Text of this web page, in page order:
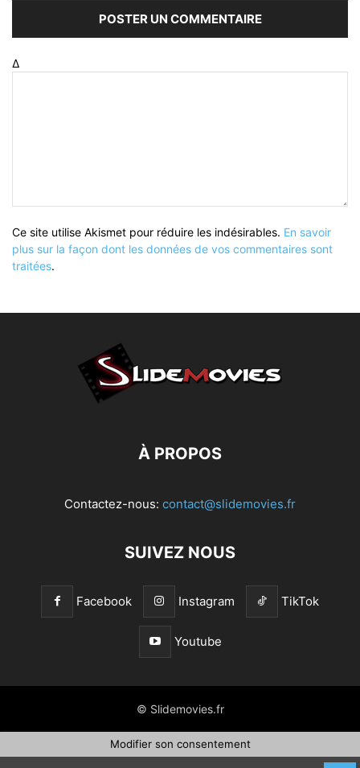
Δ
Ce site utilise Akismet pour réduire les indésirables. En savoir
plus sur la façon dont les données de vos commentaires sont
traitées.
À PROPOS
Contactez-nous: contact@slidemovies.fr
SUIVEZ NOUS
Facebook Instagram TikTok
Youtube
© Slidemovies.fr
Modifier son consentement